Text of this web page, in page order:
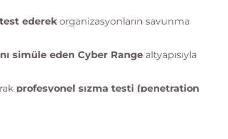
ederekorganizasyonların savunma
simüle eden Cyber Range altyapısıyla
profesyonel sızma testi (penetration